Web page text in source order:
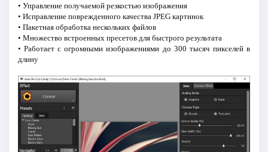
• Управление получаемой резкостью изображения
• Исправление поврежденного качества JPEG картинок
• Пакетная обработка нескольких файлов
• Множество встроенных пресетов для быстрого результата
• Работает с огромными изображениями до 300 тысяч пикселей в
длину